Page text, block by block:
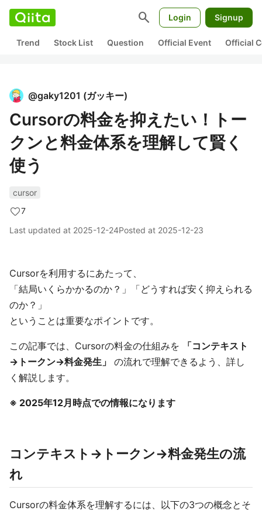
search Login Signup
Trend Stock List Question Official Event Official
@gaky1201 (ガッキー)
Cursorの料金を抑えたい！トー
クンと料金体系を理解して賢く
使う
cursor
7
Last updated at 2025-12-24Posted at 2025-12-23
Cursorを利用するにあたって、
「結局いくらかかるのか？」「どうすれば安く抑えられる
のか？」
ということは重要なポイントです。
この記事では、Cursorの料金の仕組みを
「コンテキスト
→トークン→料金発生」
の流れで理解できるよう、詳し
く解説します。
※ 2025年12月時点での情報になります
コンテキスト→トークン→料金発生の流
れ
Cursorの料金体系を理解するには、以下の3つの概念とそ